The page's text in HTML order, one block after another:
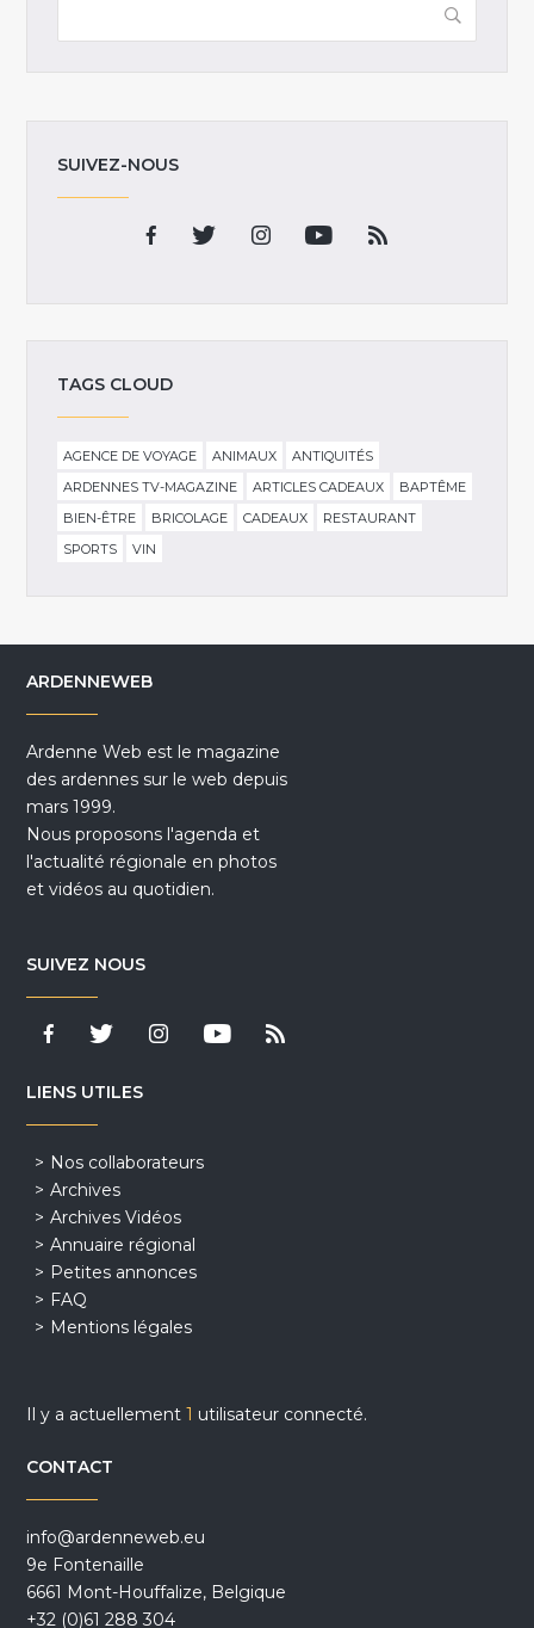
SUIVEZ-NOUS
TAGS CLOUD
AGENCE DE VOYAGE ANIMAUX
ANTIQUITÉS
ARDENNES TV-MAGAZINE
ARTICLES CADEAUX
BAPTÊME
BIEN-ÊTRE
BRICOLAGE CADEAUX
RESTAURANT
SPORTS
VIN
ARDENNEWEB
Ardenne Web est le magazine
des ardennes sur le web depuis
mars 1999.
Nous proposons l'agenda et
l'actualité régionale en photos
et vidéos au quotidien.
SUIVEZ NOUS
LIENS UTILES
Nos collaborateurs
Archives
Archives Vidéos
Annuaire régional
Petites annonces
FAQ
Mentions légales
Il y a actuellement1 utilisateur connecté.
CONTACT
info@ardenneweb.eu
9e Fontenaille
6661 Mont-Houffalize, Belgique
+32 (0)61 288 304